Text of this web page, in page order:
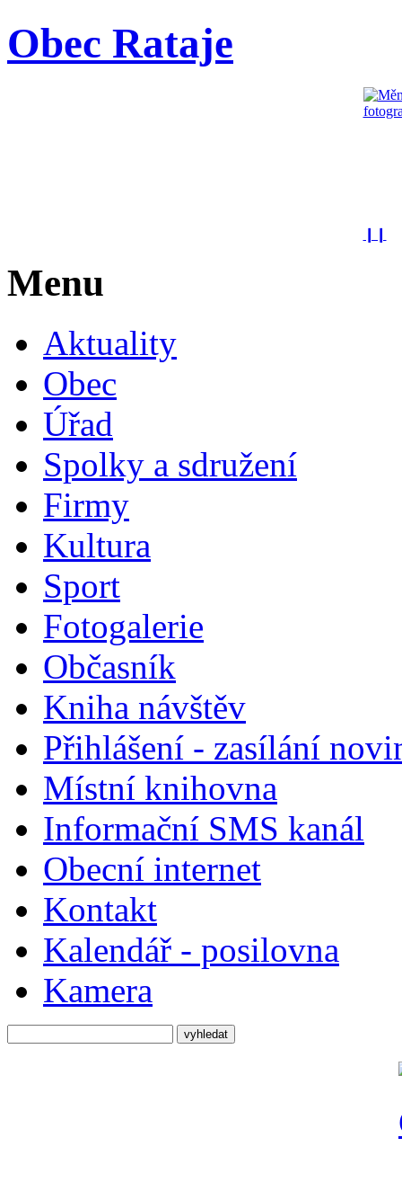
Obec Rataje
Menu
Aktuality
Obec
Úřad
Spolky a sdružení
Firmy
Kultura
Sport
Fotogalerie
Občasník
Kniha návštěv
Přihlášení - zasílání
Místní knihovna
Informační SMS kanál
Obecní internet
Kontakt
Kalendář - posilovna
Kamera